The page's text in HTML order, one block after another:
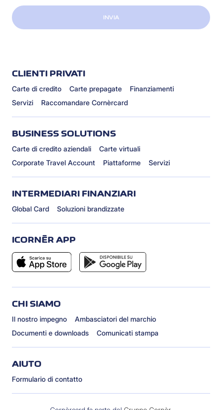
INVIA
CLIENTI PRIVATI
Carte di credito Carte prepagate
Finanziamenti
Servizi
Raccomandare Cornèrcard
BUSINESS SOLUTIONS
Carte di credito aziendali
Carte virtuali
Corporate Travel Account
Piattaforme Servizi
INTERMEDIARI FINANZIARI
Global Card Soluzioni brandizzate
ICORNÈR APP
CHI SIAMO
Il nostro impegno
Ambasciatori del marchio
Documenti e downloads
Comunicati stampa
AIUTO
Formulario di contatto